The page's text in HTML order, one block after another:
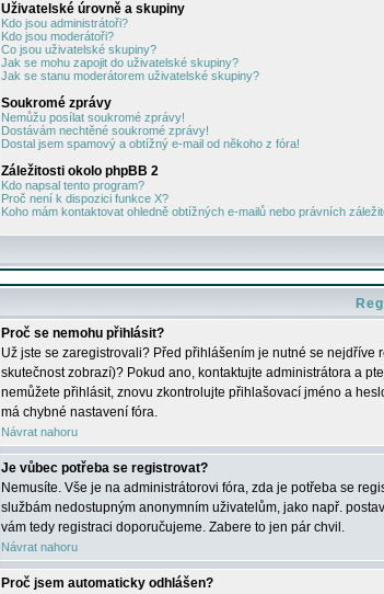
Uživatelské úrovně a skupiny
Kdo jsou administrátoři?
Kdo jsou moderátoři?
Co jsou uživatelské skupiny?
Jak se mohu zapojit do uživatelské skupiny?
Jak se stanu moderátorem uživatelské skupiny?
Soukromé zprávy
Nemůžu posílat soukromé zprávy!
Dostávám nechtěné soukromé zprávy!
Dostal jsem spamový a obtížný e-mail od někoho z fóra!
Záležitosti okolo phpBB 2
Kdo napsal tento program?
Proč není k dispozici funkce X?
Koho mám kontaktovat ohledně obtížných e-mailů nebo právních
Proč se nemohu přihlásit?
Už jste se zaregistrovali? Před přihlášením je nutné se
skutečnost zobrazí)? Pokud ano, kontaktujte administrátora a
nemůžete přihlásit, znovu zkontrolujte přihlašovací jméno a
má chybné nastavení fóra.
Návrat nahoru
Je vůbec potřeba se registrovat?
Nemusíte. Vše je na administrátorovi fóra, zda je potřeba se
službám nedostupným anonymním uživatelům, jako např.
vám tedy registraci doporučujeme. Zabere to jen pár chvil.
Návrat nahoru
Proč jsem automaticky odhlášen?